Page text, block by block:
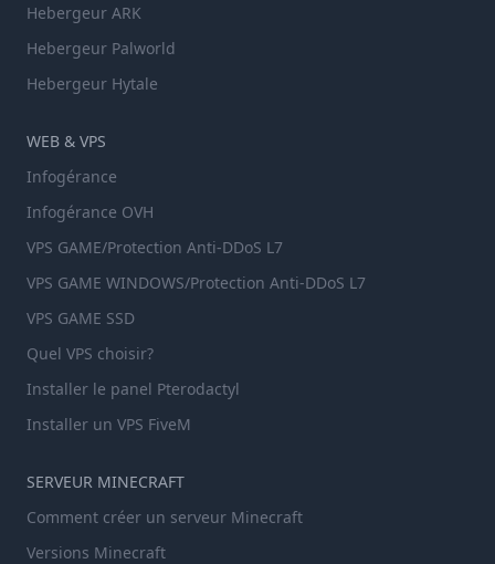
Hebergeur ARK
Hebergeur Palworld
Hebergeur Hytale
WEB & VPS
Infogérance
Infogérance OVH
VPS GAME/Protection Anti-DDoS L7
VPS GAME WINDOWS/Protection Anti-DDoS L7
VPS GAME SSD
Quel VPS choisir?
Installer le panel Pterodactyl
Installer un VPS FiveM
SERVEUR MINECRAFT
Comment créer un serveur Minecraft
Versions Minecraft